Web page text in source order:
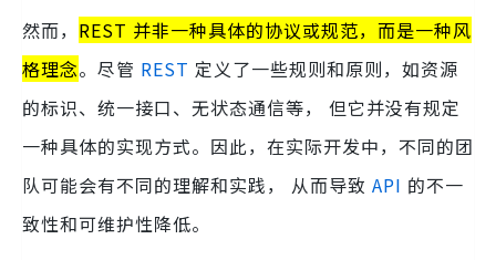
然而， REST 并非一种具体的协议或规范，而是一种风
格理念。尽管 REST 定义了一些规则和原则，如资源
的标识、统一接口、无状态通信等， 但它并没有规定
一种具体的实现方式。因此，在实际开发中，不同的团
队可能会有不同的理解和实践， 从而导致 API 的不一
致性和可维护性降低。